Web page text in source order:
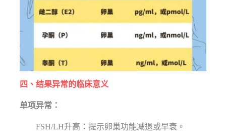
四、结果异常的临床意义
单项异常：
FSH/LH升高：提示卵巢功能减退或早衰。